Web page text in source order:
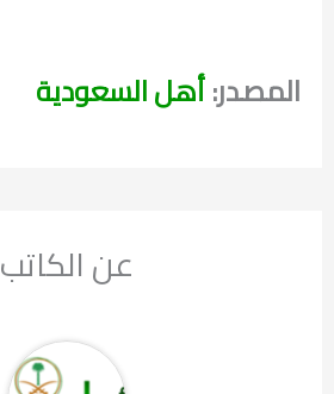
المصدر:أهل السعودية
عن الكاتب